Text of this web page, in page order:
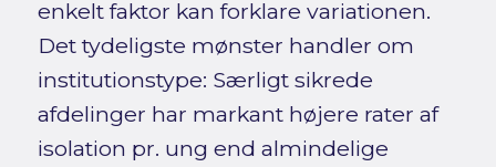
enkelt faktor kan forklare variationen.
Det tydeligste mønster handler om
institutionstype: Særligt sikrede
afdelinger har markant højere rater af
isolation pr. ung end almindelige